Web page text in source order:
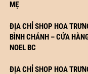
MẸ
ĐỊA CHỈ SHOP HOA
BÌNH CHÁNH – CỬA
NOEL BC
ĐỊA CHỈ SHOP HOA